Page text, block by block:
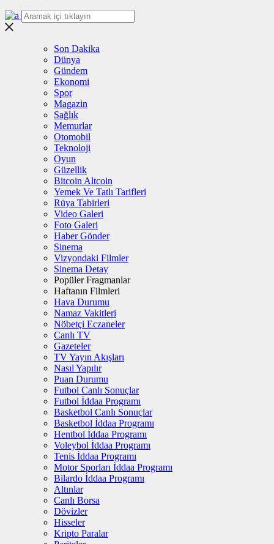
Son Dakika
Dünya
Gündem
Ekonomi
Spor
Magazin
Sağlık
Memurlar
Otomobil
Teknoloji
Oyun
Güzellik
Bitcoin Altcoin
Yemek Ve Tatlı Tarifleri
Rüya Tabirleri
Video Galeri
Foto Galeri
Haber Gönder
Sinema
Vizyondaki Filmler
Sinema Detay
Popüler Fragmanlar
Haftanın Filmleri
Hava Durumu
Namaz Vakitleri
Nöbetçi Eczaneler
Canlı TV
Gazeteler
TV Yayın Akışları
Nasıl Yapılır
Puan Durumu
Futbol Canlı Sonuçlar
Futbol İddaa Programı
Basketbol Canlı Sonuçlar
Basketbol İddaa Programı
Hentbol İddaa Programı
Voleybol İddaa Programı
Tenis İddaa Programı
Motor Sporları İddaa Programı
Bilardo İddaa Programı
Altınlar
Canlı Borsa
Dövizler
Hisseler
Kripto Paralar